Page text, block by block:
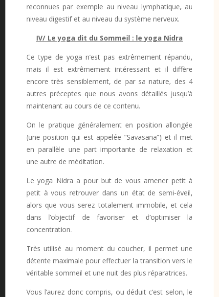
reconnues par exemple au niveau lymphatique, au
niveau digestif et au niveau du système nerveux.
IV/ Le yoga dit du Sommeil : le yoga Nidra
Ce type de yoga n’est pas extrêmement répandu,
mais il est extrêmement intéressant et il diffère
encore très sensiblement, de par sa nature, des 4
autres préceptes que nous avons détaillés jusqu’à
maintenant au cours de ce contenu.
On le pratique généralement en position allongée
(une position qui est appelée “Savasana”) et il met
en parallèle une part importante de relaxation et
une autre de méditation.
Le yoga Nidra a pour but de vous amener petit à
petit à vous retrouver dans un état de semi-éveil,
alors que vous serez totalement immobile, et cela
dans l’objectif de favoriser et d’optimiser la
concentration.
Très utilisé au moment du coucher, il permet une
détente maximale pour effectuer la transition vers le
véritable sommeil et une nuit des plus réparatrices.
Vous l’aurez donc compris, ou déduit c’est selon, le